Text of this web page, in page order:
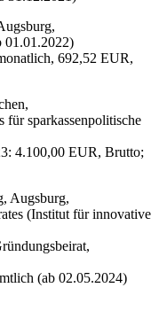
01.01.2022)
692,52 EUR,
für sparkassenpolitische
4.100,00 EUR, Brutto;
Augsburg,
(Institut für innovative
(ab 02.05.2024)